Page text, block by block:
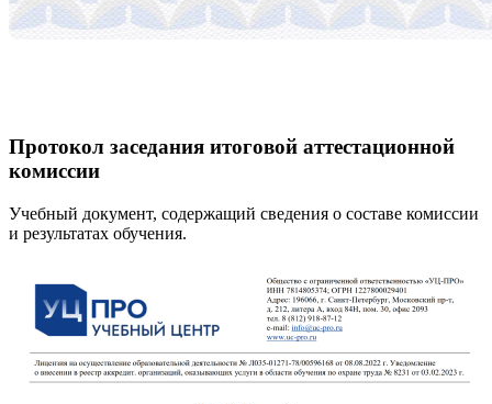
Протокол заседания итоговой аттестационной
комиссии
Учебный документ, содержащий сведения о составе комиссии
и результатах обучения.